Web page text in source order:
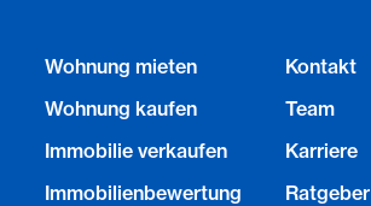
Wohnung mieten
Wohnung kaufen
Immobilie verkaufen
Immobilienbewertung
Kontakt
Team
Karriere
Ratgeber